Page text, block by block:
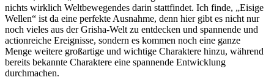
nichts wirklich Weltbewegendes darin stattfindet. Ich finde, „Eisige
Wellen“ ist da eine perfekte Ausnahme, denn hier gibt es nicht nur
noch vieles aus der Grisha-Welt zu entdecken und spannende und
actionreiche Ereignisse, sondern es kommen noch eine ganze
Menge weitere großartige und wichtige Charaktere hinzu, während
bereits bekannte Charaktere eine spannende Entwicklung
durchmachen.